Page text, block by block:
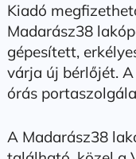
Kiadó
Madarász38
gépesített,
várja új bérlőjét.
órás
A Madarász38